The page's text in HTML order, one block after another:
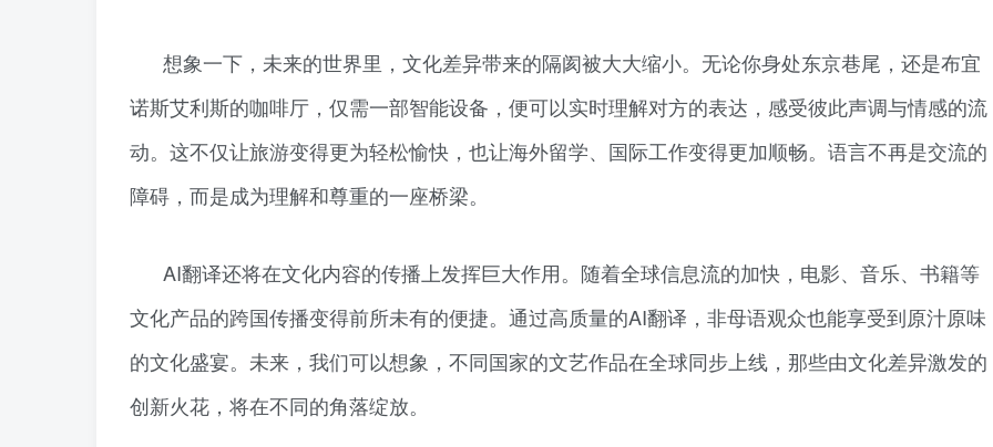
想象一下，未来的世界里，文化差异带来的隔阂被大大缩小。无论你身处东京巷尾，还是布宜
诺斯艾利斯的咖啡厅，仅需一部智能设备，便可以实时理解对方的表达，感受彼此声调与情感的流
动。这不仅让旅游变得更为轻松愉快，也让海外留学、国际工作变得更加顺畅。语言不再是交流的
障碍，而是成为理解和尊重的一座桥梁。
AI翻译还将在文化内容的传播上发挥巨大作用。随着全球信息流的加快，电影、音乐、书籍等
文化产品的跨国传播变得前所未有的便捷。通过高质量的AI翻译，非母语观众也能享受到原汁原味
的文化盛宴。未来，我们可以想象，不同国家的文艺作品在全球同步上线，那些由文化差异激发的
创新火花，将在不同的角落绽放。